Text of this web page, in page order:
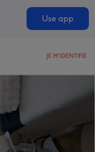
Use app
JE M'IDENTIFIE